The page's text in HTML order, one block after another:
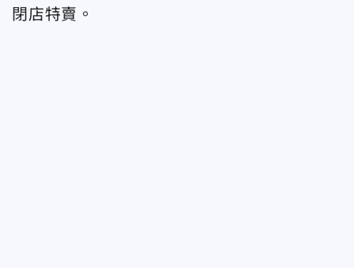
閉店特賣。